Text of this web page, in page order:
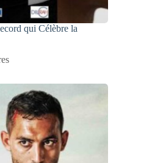
qui Célèbre la